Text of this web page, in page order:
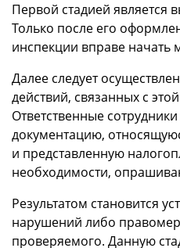
Первой стадией является
Только после его
инспекции вправе начать
Далее следует
действий, связанных с
Ответственные
документацию,
и представленную
необходимости,
Результатом становится
нарушений либо
проверяемого. Данную